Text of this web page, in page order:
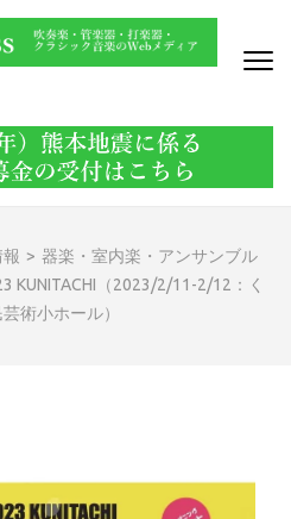
> 器楽・室内楽・アンサンブル
KUNITACHI（2023/2/11-2/12：く
術小ホール）